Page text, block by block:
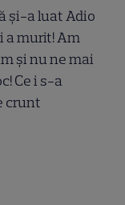
și-a luat Adio
a murit! Am
și nu ne mai
Ce i s-a
crunt